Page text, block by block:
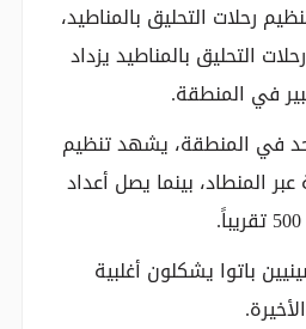
رحلات التحليق بالمناطيد،
التحليق بالمناطيد يزداد
في المنطقة.
في المنطقة، يشهد تنظيم
إلى 20 رحلة عبر المنطاد، بينما يصل أعداد
باتوا يشكلون أغلبية